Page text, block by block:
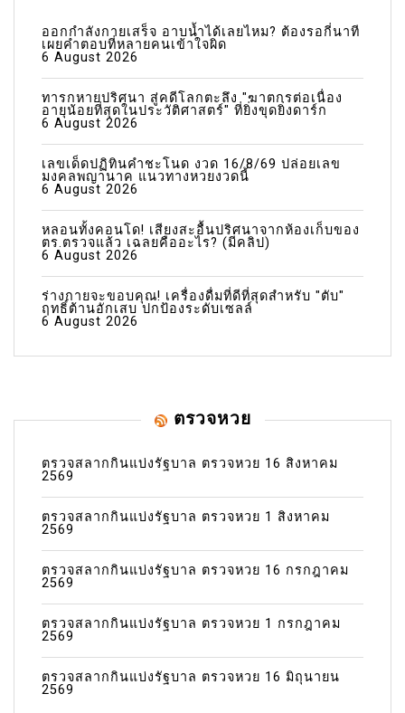
ออกกำลังกายเสร็จ อาบน้ำได้เลยไหม? ต้องรอกี่นาที
เผยคำตอบที่หลายคนเข้าใจผิด
6 August 2026
ทารกหายปริศนา สู่คดีโลกตะลึง "ฆาตกรต่อเนื่อง
อายุน้อยที่สุดในประวัติศาสตร์" ที่ยิ่งขุดยิ่งดาร์ก
6 August 2026
เลขเด็ดปฏิทินคำชะโนด งวด 16/8/69 ปล่อยเลข
มงคลพญานาค แนวทางหวยงวดนี้
6 August 2026
หลอนทั้งคอนโด! เสียงสะอื้นปริศนาจากห้องเก็บของ
ตร.ตรวจแล้ว เฉลยคืออะไร? (มีคลิป)
6 August 2026
ร่างกายจะขอบคุณ! เครื่องดื่มที่ดีที่สุดสำหรับ "ตับ"
ฤทธิ์ต้านอักเสบ ปกป้องระดับเซลล์
6 August 2026
ตรวจหวย
ตรวจสลากกินแบ่งรัฐบาล ตรวจหวย 16 สิงหาคม
2569
ตรวจสลากกินแบ่งรัฐบาล ตรวจหวย 1 สิงหาคม
2569
ตรวจสลากกินแบ่งรัฐบาล ตรวจหวย 16 กรกฎาคม
2569
ตรวจสลากกินแบ่งรัฐบาล ตรวจหวย 1 กรกฎาคม
2569
ตรวจสลากกินแบ่งรัฐบาล ตรวจหวย 16 มิถุนายน
2569